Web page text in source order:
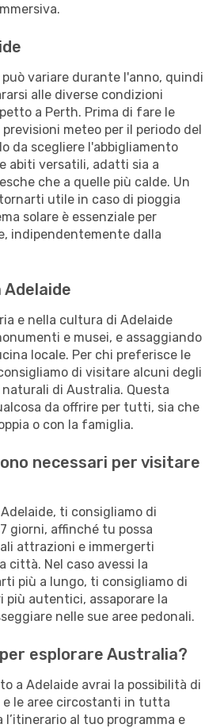
variare durante l'anno, quindi
alle diverse condizioni
a Perth. Prima di fare le
meteo per il periodo del
da scegliere l'abbigliamento
abiti versatili, adatti sia a
che a quelle più calde. Un
utile in caso di pioggia
solare è essenziale per
indipendentemente dalla
Adelaide
e nella cultura di Adelaide
e musei, e assaggiando
locale. Per chi preferisce le
di visitare alcuni degli
di Australia. Questa
da offrire per tutti, sia che
o con la famiglia.
necessari per visitare
ti consigliamo di
giorni, affinché tu possa
attrazioni e immergerti
città. Nel caso avessi la
più a lungo, ti consigliamo di
più autentici, assaporare la
nelle sue aree pedonali.
esplorare Australia?
a Adelaide avrai la possibilità di
e le aree circostanti in tutta
al tuo programma e